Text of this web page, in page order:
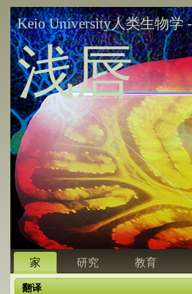
Keio University人类生物学
浅唇
家 研究 教育
翻译